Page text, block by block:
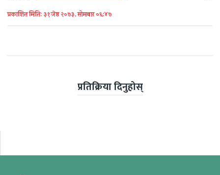
प्रकाशित मिति: ३१ जेष्ठ २०७३, सोमबार ०६:४७
प्रतिक्रिया दिनुहोस्